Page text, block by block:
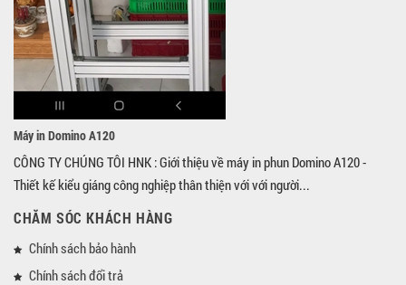
Máy in Domino A120
CÔNG TY CHÚNG TÔI HNK : Giới thiệu về máy in phun Domino A120 -
Thiết kế kiểu giáng công nghiệp thân thiện với với người...
CHĂM SÓC KHÁCH HÀNG
Chính sách bảo hành
Chính sách đổi trả